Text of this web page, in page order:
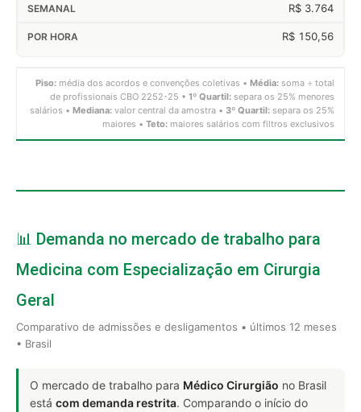
R$ 3.764
R$ 150,56
Piso: média dos acordos e convenções coletivas • Média: soma ÷ total
de profissionais CBO 2252-25 • 1º Quartil: separa os 25% menores
salários • Mediana: valor central da amostra • 3º Quartil: separa os 25%
maiores • Teto: maiores salários com filtros exclusivos
📊 Demanda no mercado de trabalho para
Medicina com Especialização em Cirurgia
Geral
Comparativo de admissões e desligamentos • últimos 12 meses
• Brasil
O mercado de trabalho para Médico Cirurgião no Brasil
está com demanda restrita. Comparando o início do